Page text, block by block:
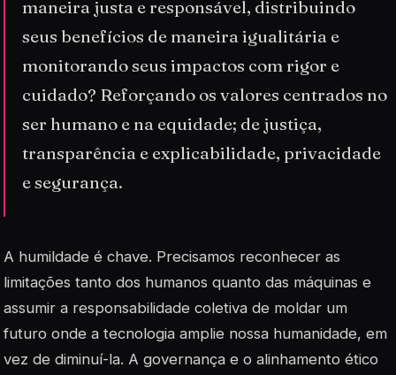
maneira justa e responsável, distribuindo
seus benefícios de maneira igualitária e
monitorando seus impactos com rigor e
cuidado? Reforçando os valores centrados no
ser humano e na equidade; de justiça,
transparência e explicabilidade, privacidade
e segurança.
A humildade é chave. Precisamos reconhecer as
limitações tanto dos humanos quanto das máquinas e
assumir a responsabilidade coletiva de moldar um
futuro onde a tecnologia amplie nossa humanidade, em
vez de diminuí-la. A governança e o alinhamento ético